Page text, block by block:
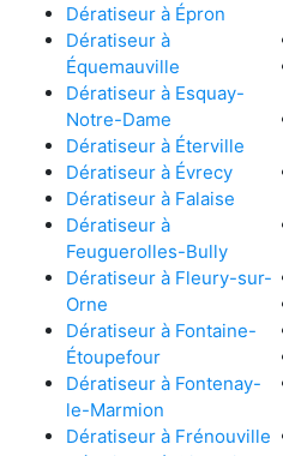
Dératiseur à Épron
Dératiseur à
Équemauville
Dératiseur à Esquay-
Notre-Dame
Dératiseur à Éterville
Dératiseur à Évrecy
Dératiseur à Falaise
Dératiseur à
Feuguerolles-Bully
Dératiseur à Fleury-sur-
Orne
Dératiseur à Fontaine-
Étoupefour
Dératiseur à Fontenay-
le-Marmion
Dératiseur à Frénouville